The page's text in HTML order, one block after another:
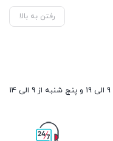
رفتن به بالا